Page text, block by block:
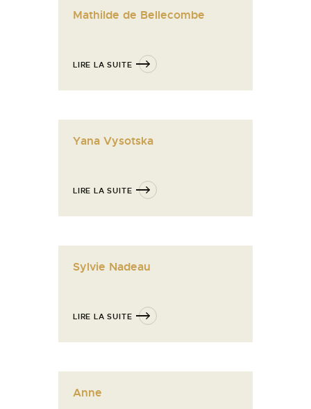
Mathilde de Bellecombe
LIRE LA SUITE
Yana Vysotska
LIRE LA SUITE
Sylvie Nadeau
LIRE LA SUITE
Anne